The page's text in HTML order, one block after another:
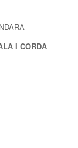
I CORDA